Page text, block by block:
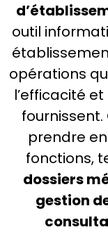
outil
opérations
l’efficacité
prendre
fonctions,
dossiers
gestion